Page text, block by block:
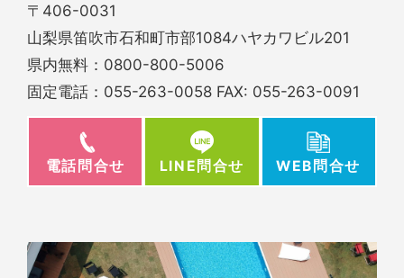
〒406-0031
山梨県笛吹市石和町市部1084ハヤカワビル201
県内無料： 0800-800-5006
固定電話： 055-263-0058 FAX: 055-263-0091
電話問合せ LINE問合せ WEB問合せ